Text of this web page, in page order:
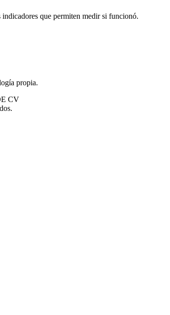
indicadores que permiten medir si funcionó.
propia.
CV